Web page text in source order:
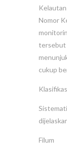
Nomor
tersebut
cukup
Filum :